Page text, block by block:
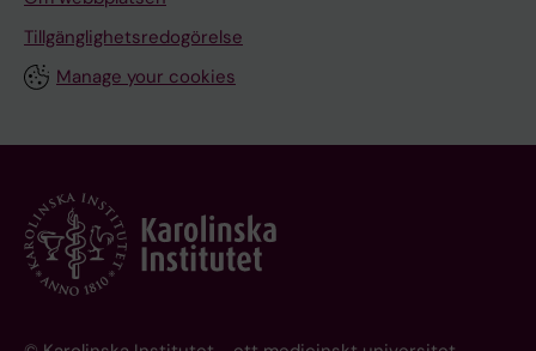
Tillgänglighetsredogörelse
Manage your cookies